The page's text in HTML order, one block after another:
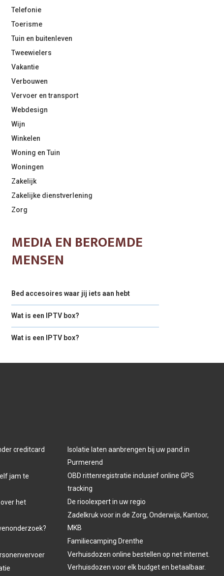
Telefonie
Toerisme
Tuin en buitenleven
Tweewielers
Vakantie
Verbouwen
Vervoer en transport
Webdesign
Wijn
Winkelen
Woning en Tuin
Woningen
Zakelijk
Zakelijke dienstverlening
Zorg
MEDIA EN BEROEMDE
MENSEN
Bed accesoires waar jij iets aan hebt
Wat is een IPTV box?
Wat is een IPTV box?
creditcard
jam te
het
Isolatie laten aanbrengen bij uw pand in
Purmerend
OBD rittenregistratie inclusief online GPS
tracking
De rioolexpert in uw regio
Zadelkruk voor in de Zorg, Onderwijs, Kantoor,
MKB
Familiecamping Drenthe
Verhuisdozen online bestellen op net internet.
Verhuisdozen voor elk budget en betaalbaar.